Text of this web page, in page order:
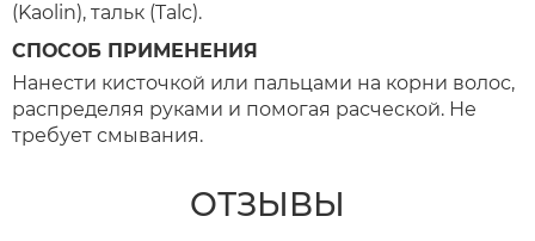
(Kaolin), тальк (Talc).
СПОСОБ ПРИМЕНЕНИЯ
Нанести кисточкой или пальцами на корни волос,
распределяя руками и помогая расческой. Не
требует смывания.
ОТЗЫВЫ